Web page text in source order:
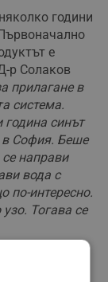
години
е
р Солаков
прилагане в
система.
година синът
в София. Беше
направи
вода с
интересно.
Тогава се